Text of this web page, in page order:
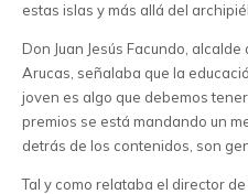
estas islas y más allá del
Don Juan Jesús Facundo,
Arucas, señalaba que la
joven es algo que debemos
premios se está mandando un
detrás de los contenidos, son
Tal y como relataba el director